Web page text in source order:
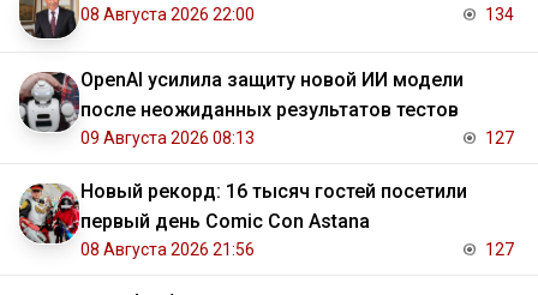
08 Августа 2026 22:00 134
OpenAI усилила защиту новой ИИ модели
после неожиданных результатов тестов
09 Августа 2026 08:13 127
Новый рекорд: 16 тысяч гостей посетили
первый день Comic Con Astana
08 Августа 2026 21:56 127